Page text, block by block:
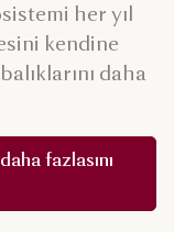
her yıl
kendine
daha
fazlasını